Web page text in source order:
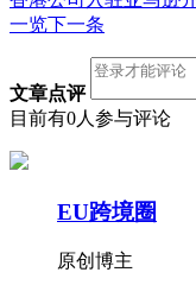
一览下一条
文章点评
目前有0人参与评论
EU跨境圈
原创博主